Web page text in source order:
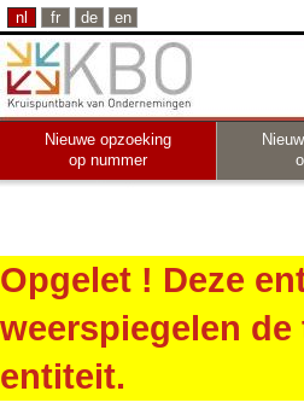
nl fr de en
Nieuwe opzoeking
op nummer
Opgelet ! Deze
weerspiegelen
entiteit.